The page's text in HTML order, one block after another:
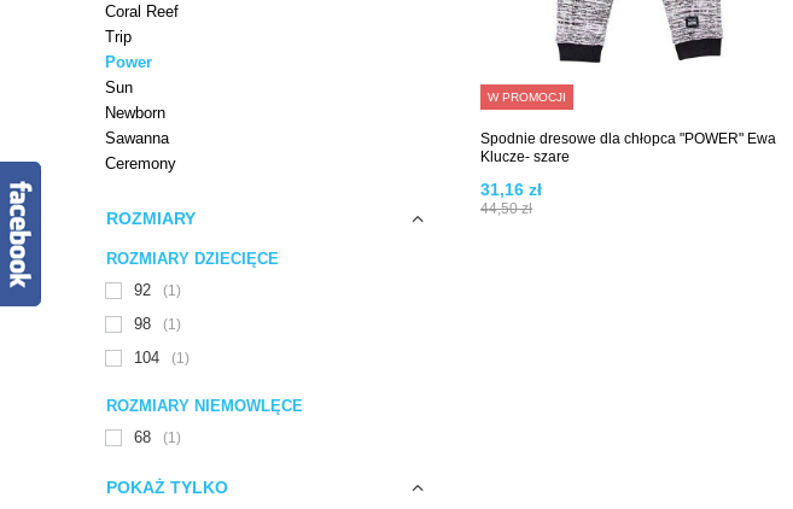
Coral Reef
Trip
Power
Sun
Newborn
Sawanna
Ceremony
ROZMIARY
ROZMIARY DZIECIĘCE
92
1
98 1
104 1
ROZMIARY NIEMOWLĘCE
68
1
POKAŻ TYLKO
W PROMOCJI
Spodnie dresowe dla chłopca "POWER" Ewa
Klucze- szare
44,50 zł
31,16 zł